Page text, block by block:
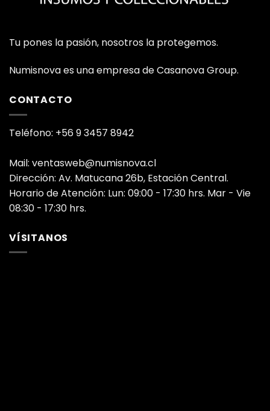
Tu pones la pasión, nosotros la protegemos.
Numisnova es una empresa de Casanova Group.
CONTACTO
Teléfono: +56 9 3457 8942
Mail: ventasweb@numisnova.cl
Dirección: Av. Matucana 26b, Estación Central.
Horario de Atención: Lun: 09:00 - 17:30 hrs. Mar - Vie
08:30 - 17:30 hrs.
VÍSITANOS